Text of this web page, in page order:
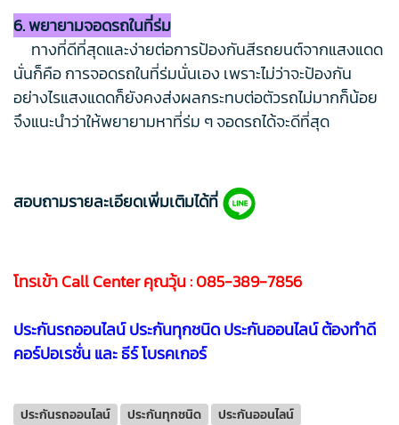
6. พยายามจอดรถในที่ร่ม
ทางที่ดีที่สุดและง่ายต่อการป้องกันสีรถยนต์จากแสงแดด
นั่นก็คือ การจอดรถในที่ร่มนั่นเอง เพราะไม่ว่าจะป้องกัน
อย่างไรแสงแดดก็ยังคงส่งผลกระทบต่อตัวรถไม่มากก็น้อย
จึงแนะนำว่าให้พยายามหาที่ร่ม ๆ จอดรถได้จะดีที่สุด
สอบถามรายละเอียดเพิ่มเติมได้ที่
โทรเข้า Call Center คุณวุ้น :085-389-7856
ประกันรถออนไลน์ ประกันทุกชนิด ประกันออนไลน์ ต้องทำดี
คอร์ปอเรชั่น และ ธีร์ โบรคเกอร์
ประกันรถออนไลน์ ประกันทุกชนิด
ประกันออนไลน์